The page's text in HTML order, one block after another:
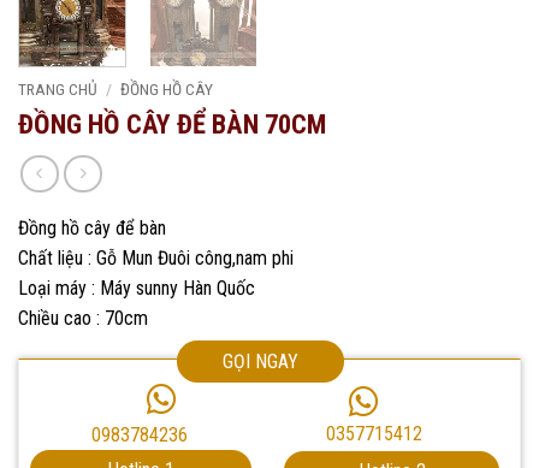
TRANG CHỦ / ĐỒNG HỒ CÂY
ĐỒNG HỒ CÂY ĐỂ BÀN 70CM
Đồng hồ cây để bàn
Chất liệu : Gỗ Mun Đuôi công,nam phi
Loại máy : Máy sunny Hàn Quốc
Chiều cao : 70cm
GỌI NGAY
0983784236
0357715412